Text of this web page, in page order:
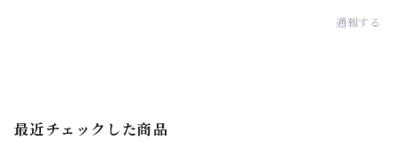
通報する
最近チェックした商品